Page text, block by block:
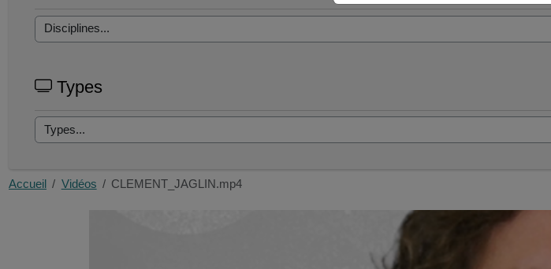
Types
Accueil Vidéos CLEMENT_JAGLIN.mp4